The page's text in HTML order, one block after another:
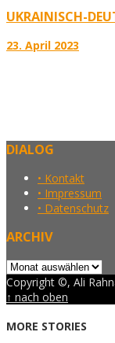
UKRAINISCH-
23. April 2023
DIALOG
• Kontakt
• Impressum
• Datenschutz
ARCHIV
Archiv
Copyright ©, Ali
↑ nach oben
MORE STORIES